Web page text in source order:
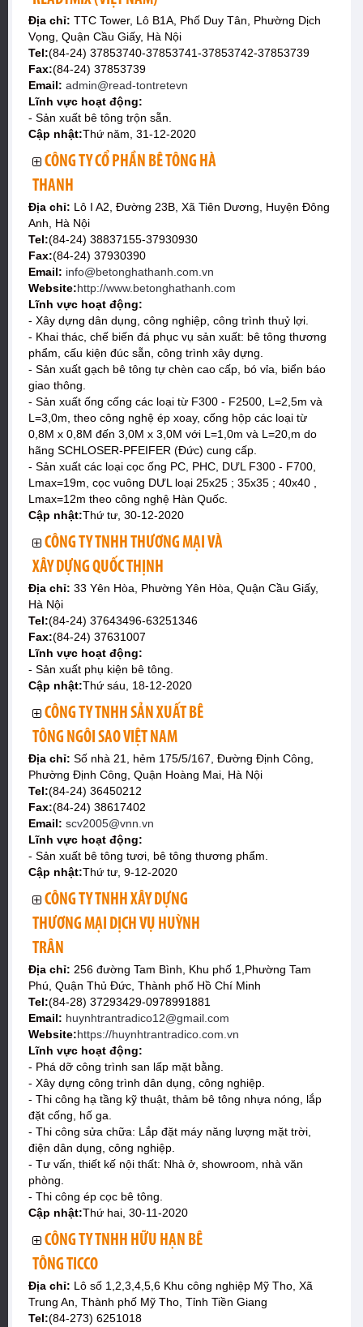
Địa chỉ: TTC Tower, Lô B1A, Phố Duy Tân, Phường Dịch
Vọng, Quận Cầu Giấy, Hà Nội
Tel:(84-24) 37853740-37853741-37853742-37853739
Fax:(84-24) 37853739
Email: admin@read-tontretevn
Lĩnh vực hoạt động:
- Sản xuất bê tông trộn sẵn.
Cập nhật:Thứ năm, 31-12-2020
CÔNG TY CỔ PHẦN BÊ TÔNG HÀ
THANH
Địa chỉ: Lô I A2, Đường 23B, Xã Tiên Dương, Huyện Đông
Anh, Hà Nội
Tel:(84-24) 38837155-37930930
Fax:(84-24) 37930390
Email: info@betonghathanh.com.vn
Website:http://www.betonghathanh.com
Lĩnh vực hoạt động:
- Xây dựng dân dụng, công nghiệp, công trình thuỷ lợi.
- Khai thác, chế biến đá phục vụ sản xuất: bê tông thương
phẩm, cấu kiện đúc sẵn, công trình xây dựng.
- Sản xuất gạch bê tông tự chèn cao cấp, bó vỉa, biển báo
giao thông.
- Sản xuất ống cống các loại từ F300 - F2500, L=2,5m và
L=3,0m, theo công nghệ ép xoay, cống hộp các loại từ
0,8M x 0,8M đến 3,0M x 3,0M với L=1,0m và L=20,m do
hãng SCHLOSER-PFEIFER (Đức) cung cấp.
- Sản xuất các loại cọc ống PC, PHC, DƯL F300 - F700,
Lmax=19m, cọc vuông DƯL loại 25x25 ; 35x35 ; 40x40 ,
Lmax=12m theo công nghệ Hàn Quốc.
Cập nhật:Thứ tư, 30-12-2020
CÔNG TY TNHH THƯƠNG MẠI VÀ
XÂY DỰNG QUỐC THỊNH
Địa chỉ: 33 Yên Hòa, Phường Yên Hòa, Quận Cầu Giấy,
Hà Nội
Tel:(84-24) 37643496-63251346
Fax:(84-24) 37631007
Lĩnh vực hoạt động:
- Sản xuất phụ kiện bê tông.
Cập nhật:Thứ sáu, 18-12-2020
CÔNG TY TNHH SẢN XUẤT BÊ
TÔNG NGÔI SAO VIỆT NAM
Địa chỉ: Số nhà 21, hẻm 175/5/167, Đường Định Công,
Phường Định Công, Quận Hoàng Mai, Hà Nội
Tel:(84-24) 36450212
Fax:(84-24) 38617402
Email: scv2005@vnn.vn
Lĩnh vực hoạt động:
- Sản xuất bê tông tươi, bê tông thương phẩm.
Cập nhật:Thứ tư, 9-12-2020
CÔNG TY TNHH XÂY DỰNG
THƯƠNG MẠI DỊCH VỤ HUỲNH
TRÂN
Địa chỉ: 256 đường Tam Bình, Khu phố 1,Phường Tam
Phú, Quận Thủ Đức, Thành phố Hồ Chí Minh
Tel:(84-28) 37293429-0978991881
Email: huynhtrantradico12@gmail.com
Website:https://huynhtrantradico.com.vn
Lĩnh vực hoạt động:
- Phá dỡ công trình san lấp mặt bằng.
- Xây dựng công trình dân dụng, công nghiệp.
- Thi công hạ tầng kỹ thuật, thảm bê tông nhựa nóng, lắp
đặt cống, hố ga.
- Thi công sửa chữa: Lắp đặt máy năng lượng mặt trời,
điện dân dụng, công nghiệp.
- Tư vấn, thiết kế nội thất: Nhà ở, showroom, nhà văn
phòng.
- Thi công ép cọc bê tông.
Cập nhật:Thứ hai, 30-11-2020
CÔNG TY TNHH HỮU HẠN BÊ
TÔNG TICCO
Địa chỉ: Lô số 1,2,3,4,5,6 Khu công nghiệp Mỹ Tho, Xã
Trung An, Thành phố Mỹ Tho, Tỉnh Tiền Giang
Tel:(84-273) 6251018